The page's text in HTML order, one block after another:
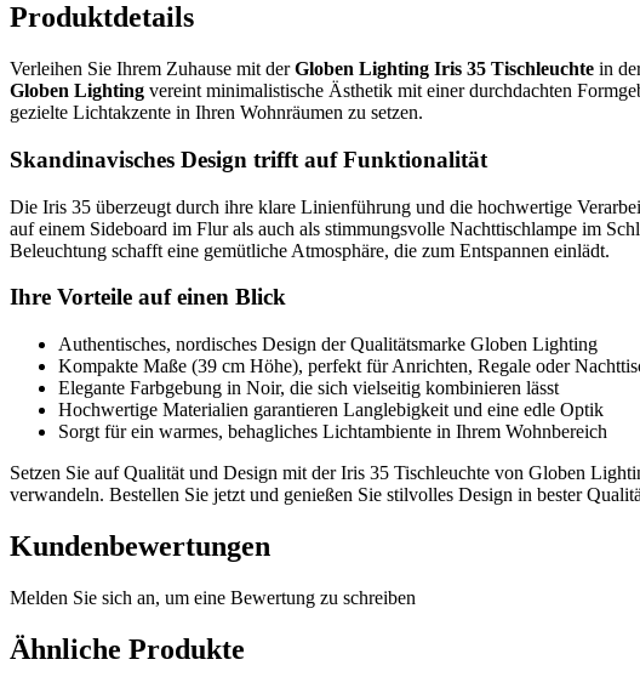
Produktdetails
Verleihen Sie Ihrem Zuhause mit derGloben Lighting Iris 35 Tischleuchte in
Globen Lighting vereint minimalistische Ästhetik mit einer durchdachten
gezielte Lichtakzente in Ihren Wohnräumen zu setzen.
Skandinavisches Design trifft auf Funktionalität
Die Iris 35 überzeugt durch ihre klare Linienführung und die hochwertige
auf einem Sideboard im Flur als auch als stimmungsvolle Nachttischlampe im
Beleuchtung schafft eine gemütliche Atmosphäre, die zum Entspannen einlädt.
Ihre Vorteile auf einen Blick
Authentisches, nordisches Design der Qualitätsmarke Globen Lighting
Kompakte Maße (39 cm Höhe), perfekt für Anrichten, Regale oder
Elegante Farbgebung in Noir, die sich vielseitig kombinieren lässt
Hochwertige Materialien garantieren Langlebigkeit und eine edle Optik
Sorgt für ein warmes, behagliches Lichtambiente in Ihrem Wohnbereich
Setzen Sie auf Qualität und Design mit der Iris 35 Tischleuchte von Globen
verwandeln. Bestellen Sie jetzt und genießen Sie stilvolles Design in bester
Kundenbewertungen
Melden Sie sich an, um eine Bewertung zu schreiben
Ähnliche Produkte